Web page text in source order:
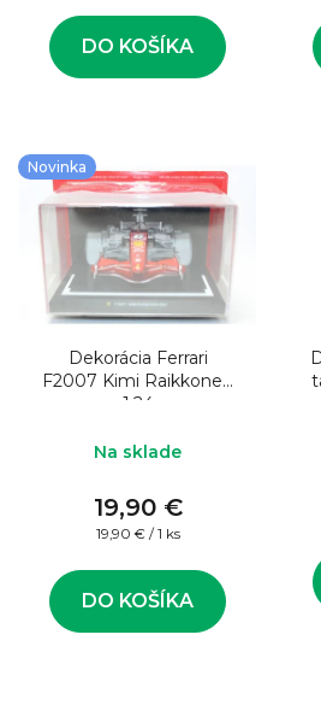
DO KOŠÍKA
Novinka
Dekorácia Ferrari
F2007 Kimi Raikkonen
1:24
Na sklade
19,90 €
Jednotková
19,90 € / 1 ks
DO KOŠÍKA